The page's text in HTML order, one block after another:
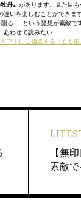
丹〟 があります。見た目
いを楽しむことができま
･･･という発想が素敵
あわせて読みたい
フトにご指名する「もも缶
【無
素敵